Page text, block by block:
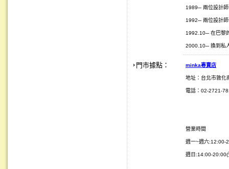
1989─ 兩位設計
1992─ 兩位設計
1992.10─ 在巴黎
2000.10─ 換到私
門市據點： minka專賣店
地址：台北市敦化
電話：02-2721-
營業時間
週一~週六:12:00-
週日:14:00-20:00(